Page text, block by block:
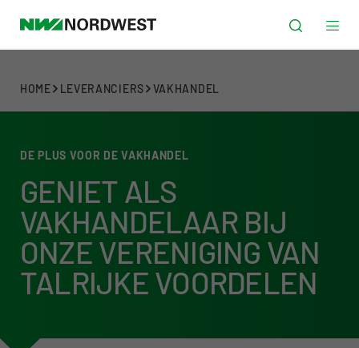
HOME LEVERANCIERS VAKHANDEL
DE PLUS VOOR DE VAKHANDEL
GENIET ALS
VAKHANDELAAR BIJ
ONZE VERENIGING VAN
TALRIJKE VOORDELEN